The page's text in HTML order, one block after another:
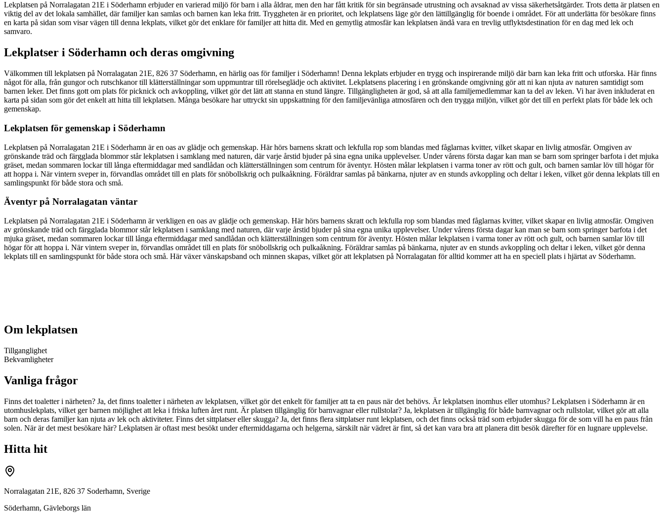
Lekplatsen på Norralagatan 21E i Söderhamn erbjuder en varierad miljö för barn i alla åldrar, men den har fått kritik för sin begränsade utrustning och avsaknad av vissa säkerhetsåtgärder. Trots detta är platsen en
viktig del av det lokala samhället, där familjer kan samlas och barnen kan leka fritt. Tryggheten är en prioritet, och lekplatsens läge gör den lättillgänglig för boende i området. För att underlätta för besökare finns
en karta på sidan som visar vägen till denna lekplats, vilket gör det enklare för familjer att hitta dit. Med en gemytlig atmosfär kan lekplatsen ändå vara en trevlig utflyktsdestination för en dag med lek och
samvaro.
Lekplatser i Söderhamn och deras omgivning
Välkommen till lekplatsen på Norralagatan 21E, 826 37 Söderhamn, en härlig oas för familjer i Söderhamn! Denna lekplats erbjuder en trygg och inspirerande miljö där barn kan leka fritt och utforska. Här finns
något för alla, från gungor och rutschkanor till klätterställningar som uppmuntrar till rörelseglädje och aktivitet. Lekplatsens placering i en grönskande omgivning gör att ni kan njuta av naturen samtidigt som
barnen leker. Det finns gott om plats för picknick och avkoppling, vilket gör det lätt att stanna en stund längre. Tillgängligheten är god, så att alla familjemedlemmar kan ta del av leken. Vi har även inkluderat en
karta på sidan som gör det enkelt att hitta till lekplatsen. Många besökare har uttryckt sin uppskattning för den familjevänliga atmosfären och den trygga miljön, vilket gör det till en perfekt plats för både lek och
gemenskap.
Lekplatsen för gemenskap i Söderhamn
Lekplatsen på Norralagatan 21E i Söderhamn är en oas av glädje och gemenskap. Här hörs barnens skratt och lekfulla rop som blandas med fåglarnas kvitter, vilket skapar en livlig atmosfär. Omgiven av
grönskande träd och färgglada blommor står lekplatsen i samklang med naturen, där varje årstid bjuder på sina egna unika upplevelser. Under vårens första dagar kan man se barn som springer barfota i det mjuka
gräset, medan sommaren lockar till långa eftermiddagar med sandlådan och klätterställningen som centrum för äventyr. Hösten målar lekplatsen i varma toner av rött och gult, och barnen samlar löv till högar för
att hoppa i. När vintern sveper in, förvandlas området till en plats för snöbollskrig och pulkaåkning. Föräldrar samlas på bänkarna, njuter av en stunds avkoppling och deltar i leken, vilket gör denna lekplats till en
samlingspunkt för både stora och små.
Äventyr på Norralagatan väntar
Lekplatsen på Norralagatan 21E i Söderhamn är verkligen en oas av glädje och gemenskap. Här hörs barnens skratt och lekfulla rop som blandas med fåglarnas kvitter, vilket skapar en livlig atmosfär. Omgiven
av grönskande träd och färgglada blommor står lekplatsen i samklang med naturen, där varje årstid bjuder på sina egna unika upplevelser. Under vårens första dagar kan man se barn som springer barfota i det
mjuka gräset, medan sommaren lockar till långa eftermiddagar med sandlådan och klätterställningen som centrum för äventyr. Hösten målar lekplatsen i varma toner av rött och gult, och barnen samlar löv till
högar för att hoppa i. När vintern sveper in, förvandlas området till en plats för snöbollskrig och pulkaåkning. Föräldrar samlas på bänkarna, njuter av en stunds avkoppling och deltar i leken, vilket gör denna
lekplats till en samlingspunkt för både stora och små. Här växer vänskapsband och minnen skapas, vilket gör att lekplatsen på Norralagatan för alltid kommer att ha en speciell plats i hjärtat av Söderhamn.
Om lekplatsen
Tillganglighet
Bekvamligheter
Vanliga frågor
Finns det toaletter i närheten? Ja, det finns toaletter i närheten av lekplatsen, vilket gör det enkelt för familjer att ta en paus när det behövs. Är lekplatsen inomhus eller utomhus? Lekplatsen i Söderhamn är en
utomhuslekplats, vilket ger barnen möjlighet att leka i friska luften året runt. Är platsen tillgänglig för barnvagnar eller rullstolar? Ja, lekplatsen är tillgänglig för både barnvagnar och rullstolar, vilket gör att alla
barn och deras familjer kan njuta av lek och aktiviteter. Finns det sittplatser eller skugga? Ja, det finns flera sittplatser runt lekplatsen, och det finns också träd som erbjuder skugga för de som vill ha en paus från
solen. När är det mest besökare här? Lekplatsen är oftast mest besökt under eftermiddagarna och helgerna, särskilt när vädret är fint, så det kan vara bra att planera ditt besök därefter för en lugnare upplevelse.
Hitta hit
Norralagatan 21E, 826 37 Soderhamn, Sverige
Söderhamn, Gävleborgs län